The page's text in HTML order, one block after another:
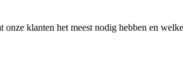
klanten het meest nodig hebben en